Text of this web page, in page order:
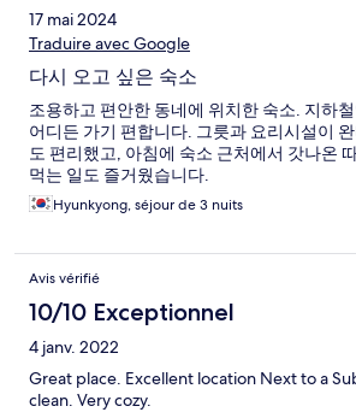
17 mai 2024
Traduire avec Google
다시 오고 싶은 숙소
조용하고 편안한 동네에 위치한 숙소. 지하
어디든 가기 편합니다. 그릇과 요리시설이
도 편리했고, 아침에 숙소 근처에서 갓나온
먹는 일도 즐거웠습니다.
Hyunkyong, séjour de 3 nuits
Avis vérifié
10/10 Exceptionnel
4 janv. 2022
Great place. Excellent location Next to a
clean. Very cozy.